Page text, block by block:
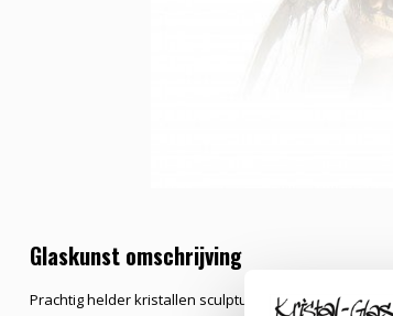
Glaskunst omschrijving
Prachtig helder kristallen sculptuur naar ontwerp van